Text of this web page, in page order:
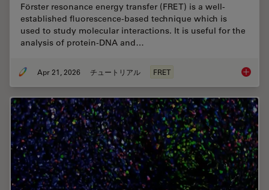
Förster resonance energy transfer (FRET) is a well-
established fluorescence-based technique which is
used to study molecular interactions. It is useful for the
analysis of protein-DNA and…
Apr 21, 2026 チュートリアル FRET What is